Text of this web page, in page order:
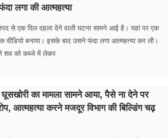
लगा की आत्महत्या
से एक दिल दहला देने वाली घटना सामने आई है। यहां पर एक
बनाया। इसके बाद उसने फंदा लगा आत्महत्या कर ली।
ने शव को कब्जे में लेकर
घूसखोरी का मामला सामने आया, पैसे ना देने पर
आत्महत्या करने मजदूर विभाग की बिल्डिंग चढ़